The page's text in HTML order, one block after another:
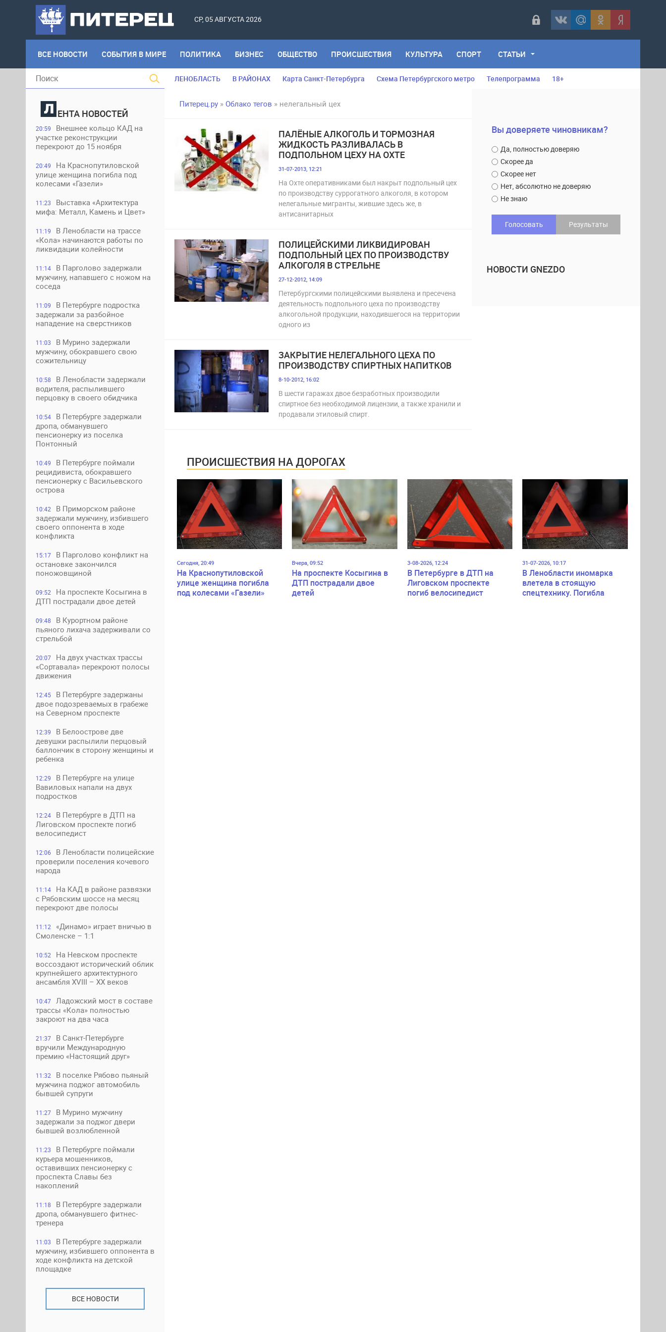
СР, 05 АВГУСТА 2026
ВСЕ НОВОСТИ СОБЫТИЯ В МИРЕ ПОЛИТИКА БИЗНЕС ОБЩЕСТВО ПРОИСШЕСТВИЯ КУЛЬТУРА СПОРТ СТАТЬИ
ЕНТА НОВОСТЕЙ
20:59
Внешнее кольцо КАД на
участке реконструкции
перекроют до 15 ноября
20:49
На Краснопутиловской
улице женщина погибла под
колесами «Газели»
11:23
Выставка «Архитектура
мифа: Металл, Камень и Цвет»
11:19
В Ленобласти на трассе
«Кола» начинаются работы по
ликвидации колейности
11:14
В Парголово задержали
мужчину, напавшего с ножом на
соседа
11:09
В Петербурге подростка
задержали за разбойное
нападение на сверстников
11:03
В Мурино задержали
мужчину, обокравшего свою
сожительницу
10:58
В Ленобласти задержали
водителя, распылившего
перцовку в своего обидчика
10:54
В Петербурге задержали
дропа, обманувшего
пенсионерку из поселка
Понтонный
10:49
В Петербурге поймали
рецидивиста, обокравшего
пенсионерку с Васильевского
острова
10:42
В Приморском районе
задержали мужчину, избившего
своего оппонента в ходе
конфликта
15:17
В Парголово конфликт на
остановке закончился
поножовщиной
09:52
На проспекте Косыгина в
ДТП пострадали двое детей
09:48
В Курортном районе
пьяного лихача задерживали со
стрельбой
20:07
На двух участках трассы
«Сортавала» перекроют полосы
движения
12:45
В Петербурге задержаны
двое подозреваемых в грабеже
на Северном проспекте
12:39
В Белоострове две
девушки распылили перцовый
баллончик в сторону женщины и
ребенка
12:29
В Петербурге на улице
Вавиловых напали на двух
подростков
12:24
В Петербурге в ДТП на
Лиговском проспекте погиб
велосипедист
12:06
В Ленобласти полицейские
проверили поселения кочевого
народа
11:14
На КАД в районе развязки
с Рябовским шоссе на месяц
перекроют две полосы
11:12
«Динамо» играет вничью в
Смоленске – 1:1
10:52
На Невском проспекте
воссоздают исторический облик
крупнейшего архитектурного
ансамбля XVIII – XX веков
10:47
Ладожский мост в составе
трассы «Кола» полностью
закроют на два часа
21:37
В Санкт-Петербурге
вручили Международную
премию «Настоящий друг»
11:32
В поселке Рябово пьяный
мужчина поджог автомобиль
бывшей супруги
11:27
В Мурино мужчину
задержали за поджог двери
бывшей возлюбленной
11:23
В Петербурге поймали
курьера мошенников,
оставивших пенсионерку с
проспекта Славы без
накоплений
11:18
В Петербурге задержали
дропа, обманувшего фитнес-
тренера
11:03
В Петербурге задержали
мужчину, избившего оппонента в
ходе конфликта на детской
площадке
ВСЕ НОВОСТИ
ЛЕНОБЛАСТЬ В РАЙОНАХ Карта Санкт-Петербурга Схема Петербургского метро Телепрограмма 18+
Питерец.ру » Облако тегов » нелегальный цех
ПАЛЁНЫЕ АЛКОГОЛЬ И ТОРМОЗНАЯ
ЖИДКОСТЬ РАЗЛИВАЛАСЬ В
ПОДПОЛЬНОМ ЦЕХУ НА ОХТЕ
31-07-2013, 12:21
На Охте оперативниками был накрыт подпольный цех
по производству суррогатного алкоголя, в котором
нелегальные мигранты, жившие здесь же, в
антисанитарных
ПОЛИЦЕЙСКИМИ ЛИКВИДИРОВАН
ПОДПОЛЬНЫЙ ЦЕХ ПО ПРОИЗВОДСТВУ
АЛКОГОЛЯ В СТРЕЛЬНЕ
27-12-2012, 14:09
Петербургскими полицейскими выявлена и пресечена
деятельность подпольного цеха по производству
алкогольной продукции, находившегося на территории
одного из
ЗАКРЫТИЕ НЕЛЕГАЛЬНОГО ЦЕХА ПО
ПРОИЗВОДСТВУ СПИРТНЫХ НАПИТКОВ
8-10-2012, 16:02
В шести гаражах двое безработных производили
спиртное без необходимой лицензии, а также хранили и
продавали этиловый спирт.
Вы доверяете чиновникам?
Да, полностью доверяю
Скорее да
Скорее нет
Нет, абсолютно не доверяю
Не знаю
Голосовать Результаты
НОВОСТИ GNEZDO
ПРОИСШЕСТВИЯ НА ДОРОГАХ
Сегодня, 20:49
На Краснопутиловской
улице женщина погибла
под колесами «Газели»
Вчера, 09:52
На проспекте Косыгина в
ДТП пострадали двое
детей
3-08-2026, 12:24
В Петербурге в ДТП на
Лиговском проспекте
погиб велосипедист
31-07-2026, 10:17
В Ленобласти иномарка
влетела в стоящую
спецтехнику. Погибла